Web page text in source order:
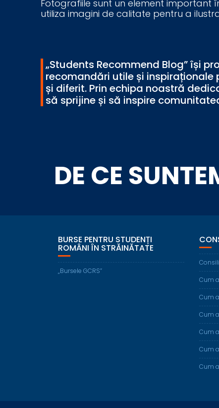
Fotografiile sunt un element important
utiliza imagini de calitate pentru a
„Students Recommend Blog” își
recomandări utile și
și diferit. Prin echipa noastră
să sprijine și să inspire
DE CE
BURSE PENTRU STUDENȚI
ROMÂNI ÎN STRĂINĂTATE
„Bursele GCRS”
Cum
Cum
Cum
Cum
Cum
Cum